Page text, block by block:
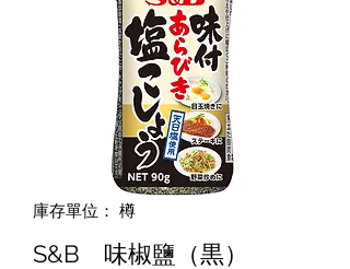
庫存單位： 樽
S&B 味椒鹽（黒）